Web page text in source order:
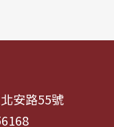
安路55號